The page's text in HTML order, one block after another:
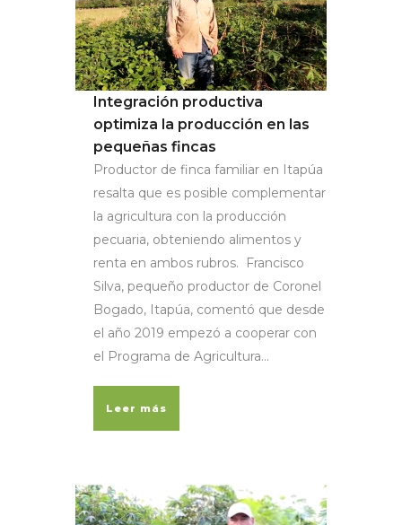
Integración productiva
optimiza la producción en las
pequeñas fincas
Productor de finca familiar en Itapúa
resalta que es posible complementar
la agricultura con la producción
pecuaria, obteniendo alimentos y
renta en ambos rubros. Francisco
Silva, pequeño productor de Coronel
Bogado, Itapúa, comentó que desde
el año 2019 empezó a cooperar con
el Programa de Agricultura...
Leer más